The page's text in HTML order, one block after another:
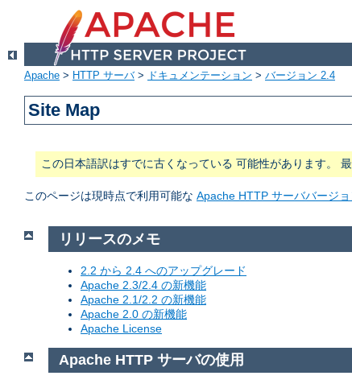
Apache > HTTP サーバ> ドキュメンテーション > バージョン 2.4
Site Map
この日本語訳はすでに古くなっている 可能性があります。
このページは現時点で利用可能な Apache HTTP サーババージ
リリースのメモ
2.2 から 2.4 へのアップグレード
Apache 2.3/2.4 の新機能
Apache 2.1/2.2 の新機能
Apache 2.0 の新機能
Apache License
Apache HTTP サーバの使用